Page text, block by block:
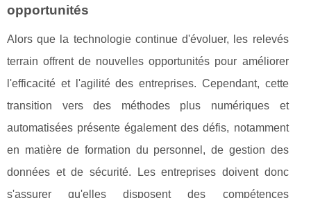
opportunités
Alors que la technologie continue d'évoluer, les relevés
terrain offrent de nouvelles opportunités pour améliorer
l'efficacité et l'agilité des entreprises. Cependant, cette
transition vers des méthodes plus numériques et
automatisées présente également des défis, notamment
en matière de formation du personnel, de gestion des
données et de sécurité. Les entreprises doivent donc
s'assurer qu'elles disposent des compétences